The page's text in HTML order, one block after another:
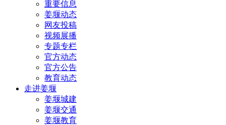
重要信息
姜堰动态
网友投稿
视频展播
专题专栏
官方动态
官方公告
教育动态
走进姜堰
姜堰城建
姜堰交通
姜堰教育